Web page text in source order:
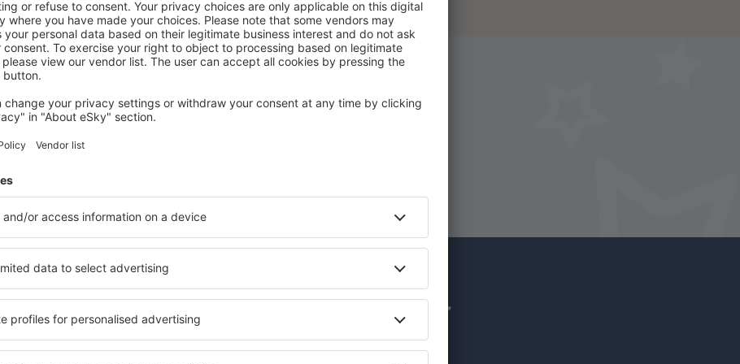
Buchen Sie Flug+Hotel auf
Empfänger reisen mehr für
weniger Geld